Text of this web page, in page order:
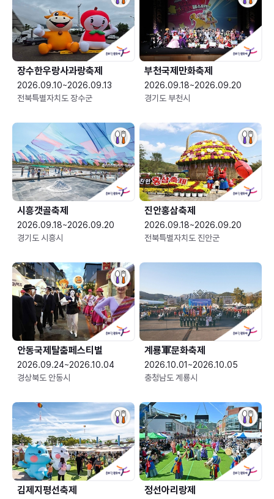
장수한우랑사과랑축제
2026.09.10~2026.09.13
전북특별자치도 장수군
부천국제만화축제
2026.09.18~2026.09.20
경기도 부천시
시흥갯골축제
2026.09.18~2026.09.20
경기도 시흥시
진안홍삼축제
2026.09.18~2026.09.20
전북특별자치도 진안군
안동국제탈춤페스티벌
2026.09.24~2026.10.04
경상북도 안동시
2026.10.01~2026.10.05
충청남도 계룡시
김제지평선축제 정선아리랑제